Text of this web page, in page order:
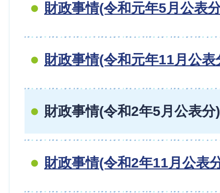
財政事情(令和元年5月公表
財政事情(令和元年11月公表
財政事情(令和2年5月公表分)
財政事情(令和2年11月公表